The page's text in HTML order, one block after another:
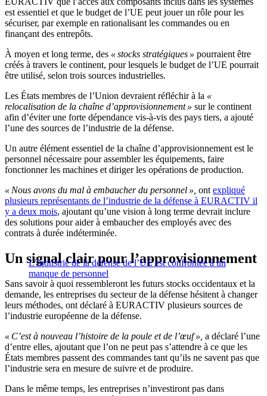
est essentiel et que le budget de l’UE peut jouer un rôle pour les
sécuriser, par exemple en rationalisant les commandes ou en
finançant des entrepôts.
À moyen et long terme, des « stocks stratégiques » pourraient être
créés à travers le continent, pour lesquels le budget de l’UE pourrait
être utilisé, selon trois sources industrielles.
Les États membres de l’Union devraient réfléchir à la «
relocalisation de la chaîne d’approvisionnement » sur le continent
afin d’éviter une forte dépendance vis-à-vis des pays tiers, a ajouté
l’une des sources de l’industrie de la défense.
Un autre élément essentiel de la chaîne d’approvisionnement est le
personnel nécessaire pour assembler les équipements, faire
fonctionner les machines et diriger les opérations de production.
« Nous avons du mal à embaucher du personnel », ont expliqué
plusieurs représentants de l’industrie de la défense à EURACTIV il
y a deux mois, ajoutant qu’une vision à long terme devrait inclure
des solutions pour aider à embaucher des employés avec des
contrats à durée indéterminée.
L’industrie de la défense de l’UE est confrontée à un
manque de personnel
Un signal clair pour l’approvisionnement
Sans savoir à quoi ressembleront les futurs stocks occidentaux et la
demande, les entreprises du secteur de la défense hésitent à changer
leurs méthodes, ont déclaré à EURACTIV plusieurs sources de
l’industrie européenne de la défense.
« C’est à nouveau l’histoire de la poule et de l’œuf », a déclaré l’une
d’entre elles, ajoutant que l’on ne peut pas s’attendre à ce que les
États membres passent des commandes tant qu’ils ne savent pas que
l’industrie sera en mesure de suivre et de produire.
Dans le même temps, les entreprises n’investiront pas dans